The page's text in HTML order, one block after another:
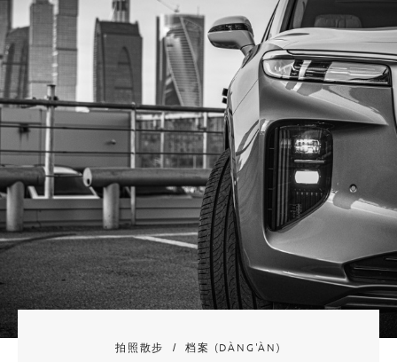
拍照散步 档案 (DÀNG'ÀN)